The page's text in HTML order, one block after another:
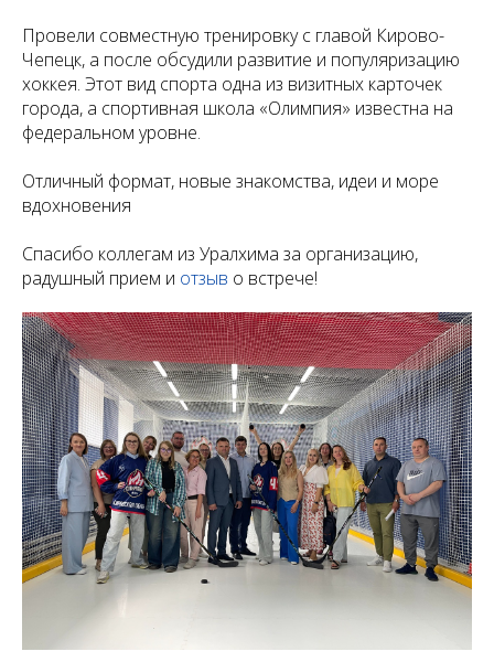
Провели совместную тренировку с главой Кирово-
Чепецк, а после обсудили развитие и популяризацию
хоккея. Этот вид спорта одна из визитных карточек
города, а спортивная школа «Олимпия» известна на
федеральном уровне.
Отличный формат, новые знакомства, идеи и море
вдохновения
Спасибо коллегам из Уралхима за организацию,
радушный прием и отзыв о встрече!